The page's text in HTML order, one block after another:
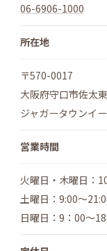
06-6906-1000
所在地
〒570-0017
大阪府守口市佐太
ジャガータウンイ
営業時間
火曜日・木曜日：
土曜日：9:00～
日曜日：9：00～